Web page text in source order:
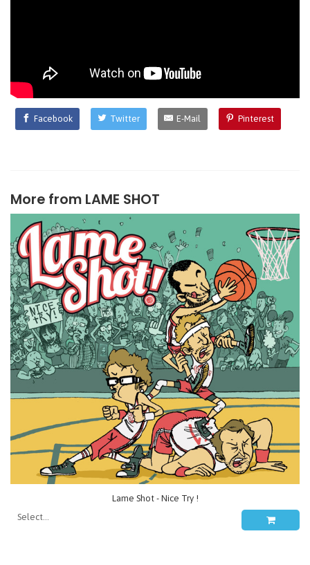
Facebook Twitter E-Mail Pinterest
More from LAME SHOT
Lame Shot - Nice Try !